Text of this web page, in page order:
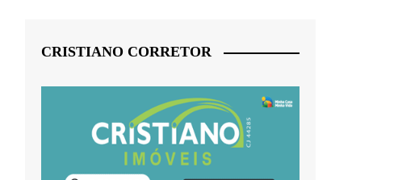
CRISTIANO CORRETOR